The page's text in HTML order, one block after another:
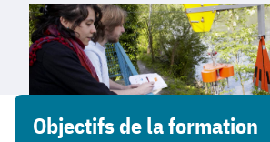
Objectifs de la formation